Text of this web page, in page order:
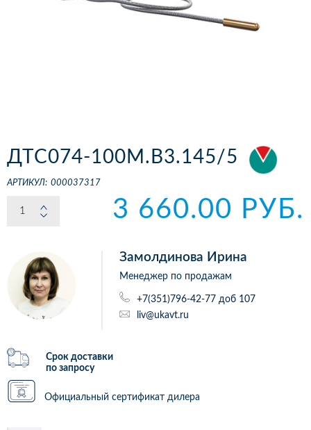
ДТС074-100М.В3.145/5
АРТИКУЛ: 000037317
3 660.00 РУБ.
Замолдинова Ирина
Менеджер по продажам
+7(351)796-42-77 доб 107
liv@ukavt.ru
Срок доставки
по запросу
Официальный сертификат дилера